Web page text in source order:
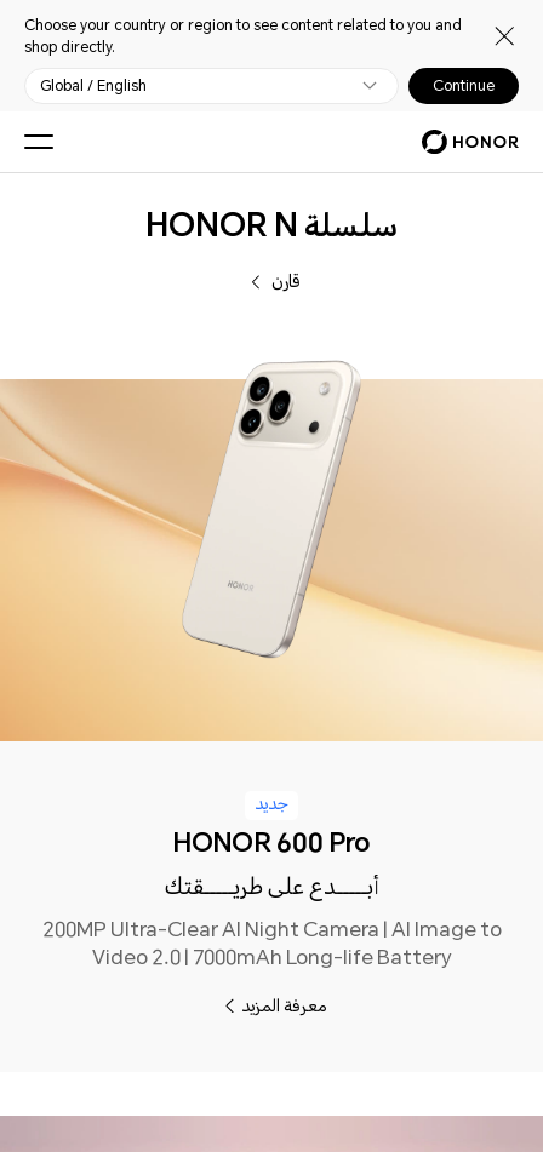
Choose your country or region to see content related to you and
shop directly.
Global / English Continue
سلسلة HONOR N
قارن
جديد
HONOR 600 Pro
أبـــــدع على طريـــــقتك
200MP Ultra-Clear AI Night Camera | AI Image to
Video 2.0 | 7000mAh Long-life Battery
معرفة المزيد